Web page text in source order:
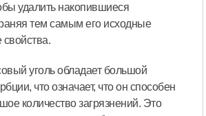
удалить накопившиеся
тем самым его исходные
уголь обладает большой
что означает, что он способен
количество загрязнений. Это